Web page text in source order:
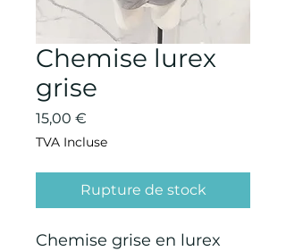
Chemise lurex
grise
15,00 €
TVA Incluse
Rupture de stock
Chemise grise en lurex